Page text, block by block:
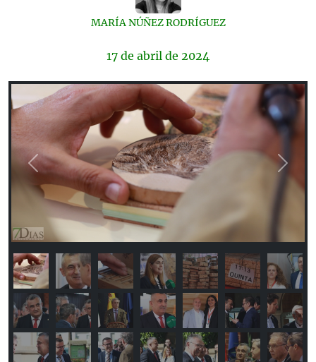
MARÍA NÚÑEZ RODRÍGUEZ
17 de abril de 2024
Previous Next